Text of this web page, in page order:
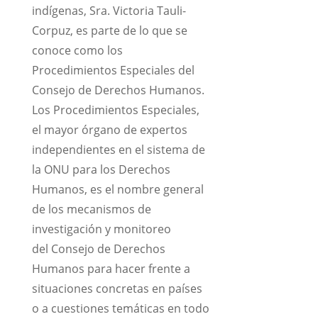
indígenas, Sra. Victoria Tauli-
Corpuz, es parte de lo que se
conoce como los
Procedimientos Especiales del
Consejo de Derechos Humanos.
Los Procedimientos Especiales,
el mayor órgano de expertos
independientes en el sistema de
la ONU para los Derechos
Humanos, es el nombre general
de los mecanismos de
investigación y monitoreo
del Consejo de Derechos
Humanos para hacer frente a
situaciones concretas en países
o a cuestiones temáticas en todo